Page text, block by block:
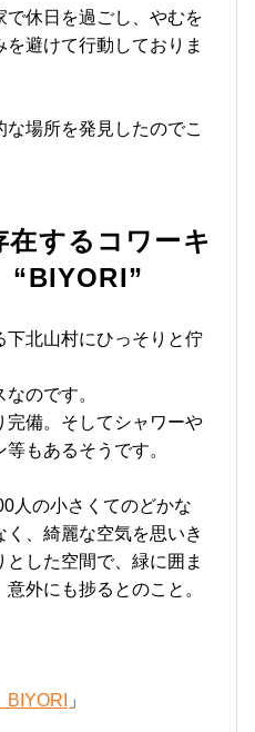
休日を過ごし、やむを
避けて行動しておりま
場所を発見したのでこ
在するコワーキ
下北山村にひっそりと佇
のです。
完備。そしてシャワーや
もあるそうです。
人の小さくてのどかな
、綺麗な空気を思いき
した空間で、緑に囲ま
外にも捗るとのこと。
」